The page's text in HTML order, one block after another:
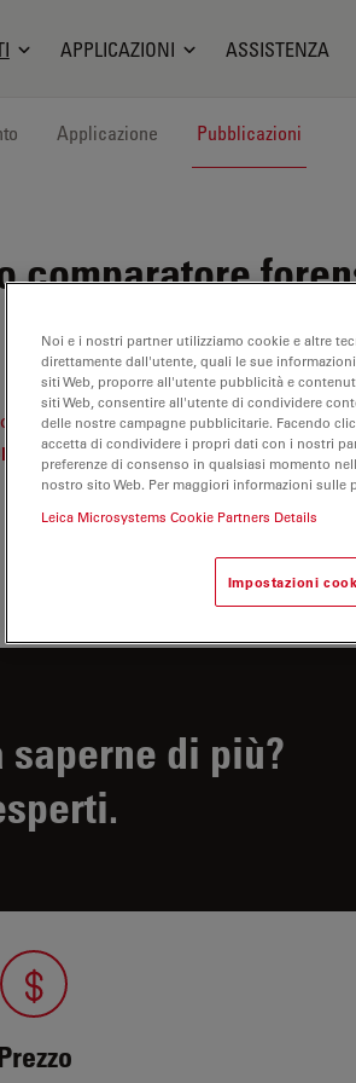
APPLICAZIONI ASSISTENZA
Applicazione Pubblicazioni
comparatore
Cartridge Case Images
di più?
Noi e i nostri partner utilizziamo cookie e altre
direttamente dall'utente, quali le sue
siti Web, proporre all'utente pubblicità e
siti Web, consentire all'utente di condividere
delle nostre campagne pubblicitarie. Facendo
accetta di condividere i propri dati con i nostri
preferenze di consenso in qualsiasi momento
nostro sito Web. Per maggiori informazioni
Leica Microsystems Cookie Partners Details
Impostazioni